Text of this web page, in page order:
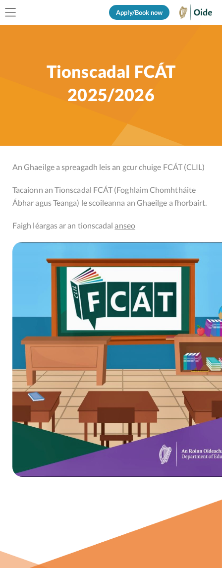
Apply/Book now
Tionscadal FCÁT
2025/2026
An Ghaeilge a spreagadh leis an gcur chuige FCÁT (CLIL)
Tacaíonn an Tionscadal FCÁT (Foghlaim Chomhtháite
Ábhar agus Teanga) le scoileanna an Ghaeilge a fhorbairt.
Faigh léargas ar an tionscadal anseo